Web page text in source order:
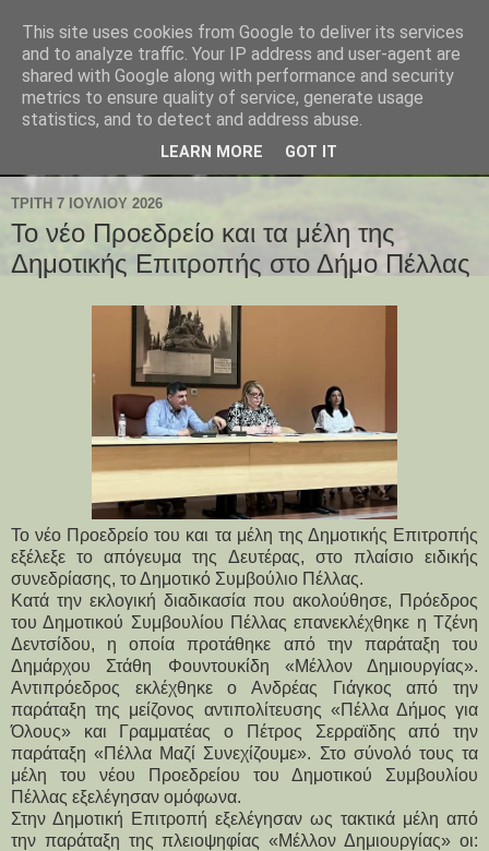
ΤΡΊΤΗ 7 ΙΟΥΛΊΟΥ 2026
Το νέο Προεδρείο και τα μέλη της
Δημοτικής Επιτροπής στο Δήμο Πέλλας
Το νέο Προεδρείο του και τα μέλη της Δημοτικής Επιτροπής
εξέλεξε το απόγευμα της Δευτέρας, στο πλαίσιο ειδικής
συνεδρίασης, το Δημοτικό Συμβούλιο Πέλλας.
Κατά την εκλογική διαδικασία που ακολούθησε, Πρόεδρος
του Δημοτικού Συμβουλίου Πέλλας επανεκλέχθηκε η Τζένη
Δεντσίδου, η οποία προτάθηκε από την παράταξη του
Δημάρχου Στάθη Φουντουκίδη «Μέλλον Δημιουργίας».
Αντιπρόεδρος εκλέχθηκε ο Ανδρέας Γιάγκος από την
παράταξη της μείζονος αντιπολίτευσης «Πέλλα Δήμος για
Όλους» και Γραμματέας ο Πέτρος Σερραϊδης από την
παράταξη «Πέλλα Μαζί Συνεχίζουμε». Στο σύνολό τους τα
μέλη του νέου Προεδρείου του Δημοτικού Συμβουλίου
Πέλλας εξελέγησαν ομόφωνα.
Στην Δημοτική Επιτροπή εξελέγησαν ως τακτικά μέλη από
την παράταξη της πλειοψηφίας «Μέλλον Δημιουργίας» οι:
This site uses cookies from Google to deliver its services
and to analyze traffic. Your IP address and user-agent are
shared with Google along with performance and security
metrics to ensure quality of service, generate usage
statistics, and to detect and address abuse.
LEARN MORE GOT IT